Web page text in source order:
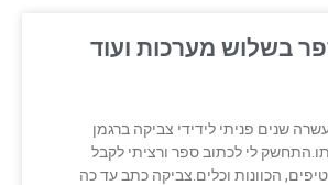
בשלוש מערכות ועוד
שנים פניתי לידידי צביקה ברגמן
לי לכתוב ספר ורציתי לקבל
הכוונות וכלים.צביקה כתב עד כה